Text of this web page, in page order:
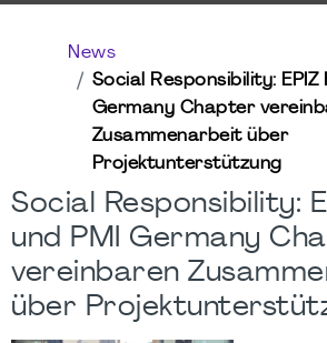
News
Social Responsibility: EPIZ
Germany Chapter
Zusammenarbeit über
Projektunterstützung
Social Responsibility:
und PMI Germany
vereinbaren
über